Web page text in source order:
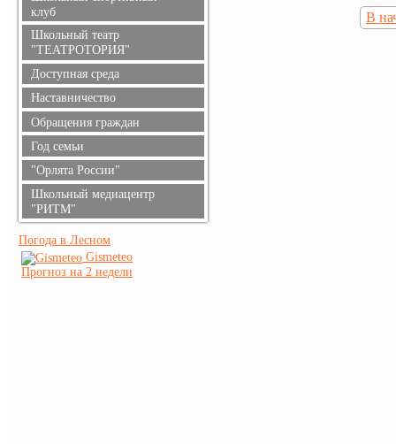
клуб
Школьный театр
"ТЕАТРОТОРИЯ"
Доступная среда
Наставничество
Обращения граждан
Год семьи
"Орлята России"
Школьный медиацентр
"РИТМ"
Погода в Лесном
Gismeteo
Прогноз на 2 недели
В